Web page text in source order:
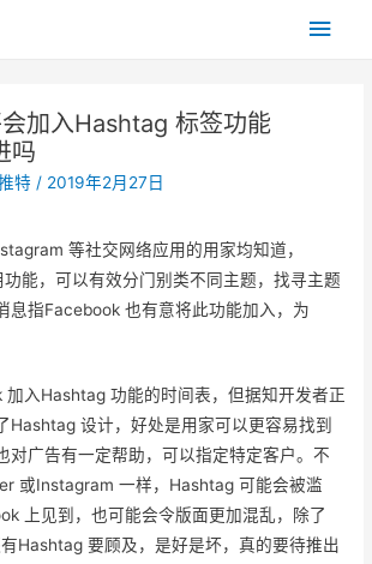
主
加入Hashtag 标签功能
吗
特 / 2019年2月27日
等社交网络应用的用家均知道，
功能，可以有效分门别类不同主题，找寻主题
息指Facebook 也有意将此功能加入，为
加入Hashtag 功能的时间表，但据知开发者正
Hashtag 设计，好处是用家可以更容易找到
对广告有一定帮助，可以指定特定客户。不
或Instagram 一样，Hashtag 可能会被滥
上见到，也可能会令版面更加混乱，除了
Hashtag 要顾及，是好是坏，真的要待推出